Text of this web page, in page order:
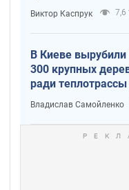
Виктор Каспрук 7,6
В Киеве вырубили
300 крупных
ради теплотрассы
вопреки Генплану
Владислав Самойленко